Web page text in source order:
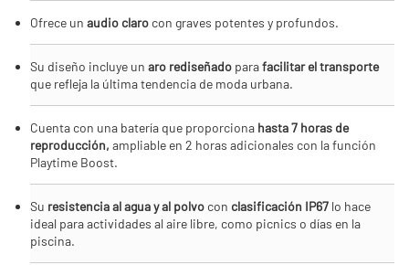
Ofrece un audio claro con graves potentes y profundos.
Su diseño incluye un aro rediseñado parafacilitar el transporte
que refleja la última tendencia de moda urbana.
Cuenta con una batería que proporciona hasta 7 horas de
reproducción, ampliable en 2 horas adicionales con la función
Playtime Boost.
Su resistencia al agua y al polvo con clasificación IP67 lo hace
ideal para actividades al aire libre, como picnics o días en la
piscina.